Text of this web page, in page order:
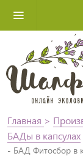
Главная >
БАДы в капсулах
- БАД Фитосбор в